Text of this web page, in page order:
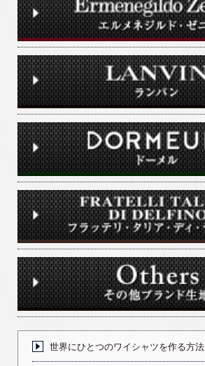
世界にひとつのワイシャツを作る方法